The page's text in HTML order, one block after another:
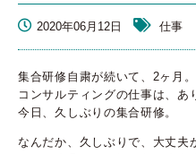
2020年06月12日 仕事
集合研修自粛が続いて、2ヶ月。
コンサルティングの仕事は、あ
今日、久しぶりの集合研修。
なんだか、久しぶりで、大丈夫